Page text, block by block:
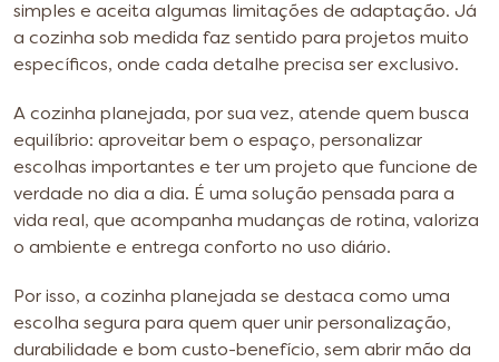
simples e aceita algumas limitações de adaptação. Já
a cozinha sob medida faz sentido para projetos muito
específicos, onde cada detalhe precisa ser exclusivo.
A cozinha planejada, por sua vez, atende quem busca
equilíbrio: aproveitar bem o espaço, personalizar
escolhas importantes e ter um projeto que funcione de
verdade no dia a dia. É uma solução pensada para a
vida real, que acompanha mudanças de rotina, valoriza
o ambiente e entrega conforto no uso diário.
Por isso, a cozinha planejada se destaca como uma
escolha segura para quem quer unir personalização,
durabilidade e bom custo-benefício, sem abrir mão da